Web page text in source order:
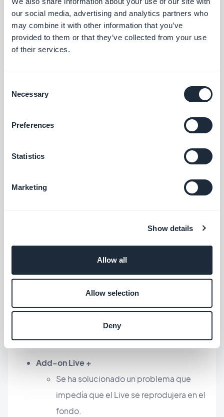
our social media, advertising and analytics partners who
may combine it with other information that you’ve
provided to them or that they’ve collected from your use
of their services.
Selection
Necessary
Preferences
Statistics
Marketing
Show details
Allow all
Allow selection
Deny
Se ha solucionado un problema por el
cual el degradado de fondo no se
mostraba en el iPad.
En la sección Lista de usuarios, Se ha
distancia no se mostraba cuando el
usuario buscaba con una clasificación
Add-on gestión interna de publicidad.
muestra un anuncio intersticial.
Live Live Audio
Se ha solucionado un problema que
causaba un bloqueo cuando el usuario
intentaba detener la radio en vivo.
Add-on Live +
Se ha solucionado un problema que
impedía que el Live se reprodujera en el
fondo.